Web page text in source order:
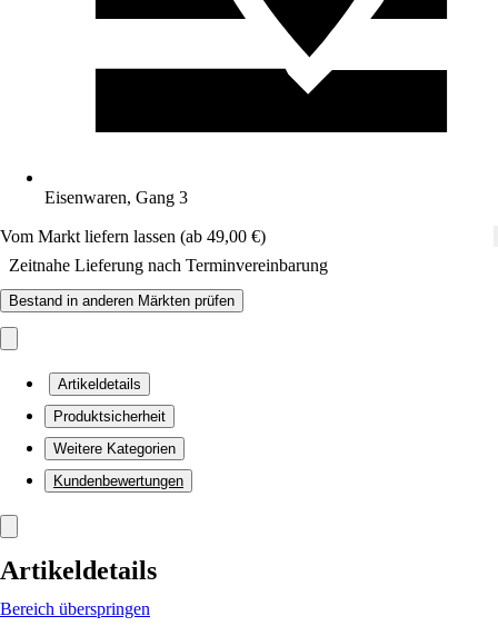
Eisenwaren, Gang 3
Vom Markt liefern lassen (ab 49,00 €)
Zeitnahe Lieferung nach Terminvereinbarung
Bestand in anderen Märkten prüfen
Artikeldetails
Produktsicherheit
Weitere Kategorien
Kundenbewertungen
Artikeldetails
Bereich überspringen